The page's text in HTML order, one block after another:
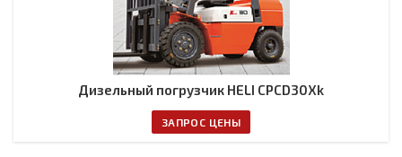
Дизельный погрузчик HELI CPCD30Xk
ЗАПРОС ЦЕНЫ